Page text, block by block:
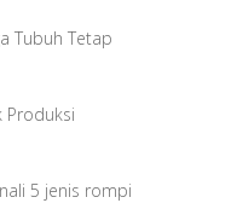
Tubuh Tetap
Produksi
5 jenis rompi